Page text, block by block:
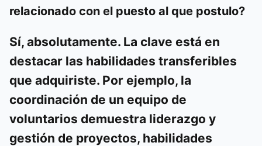
relacionado con el puesto al que postulo?
Sí, absolutamente. La clave está en
destacar las habilidades transferibles
que adquiriste. Por ejemplo, la
coordinación de un equipo de
voluntarios demuestra liderazgo y
gestión de proyectos, habilidades